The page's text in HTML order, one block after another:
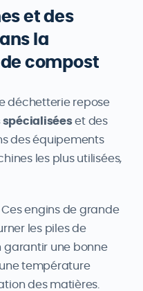
et des
la
compost
déchetterie repose
et des
des équipements
les plus utilisées,
engins de grande
les piles de
garantir une bonne
température
des matières.